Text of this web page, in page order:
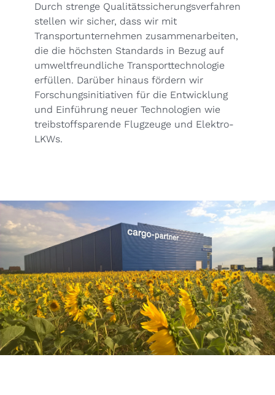
Durch strenge Qualitätssicherungsverfahren
stellen wir sicher, dass wir mit
Transportunternehmen zusammenarbeiten,
die die höchsten Standards in Bezug auf
umweltfreundliche Transporttechnologie
erfüllen. Darüber hinaus fördern wir
Forschungsinitiativen für die Entwicklung
und Einführung neuer Technologien wie
treibstoffsparende Flugzeuge und Elektro-
LKWs.